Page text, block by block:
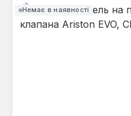
Немає в наявності